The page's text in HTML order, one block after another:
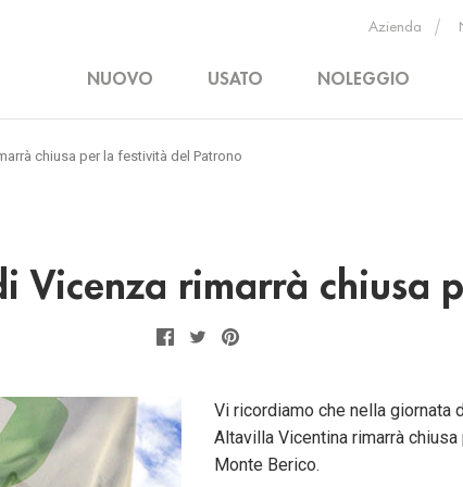
NUOVO USATO NOLEGGIO
Azienda
chiusa per la festività del Patrono
Vicenza rimarrà chiusa
Vi ricordiamo che nella giornata
Altavilla Vicentina rimarrà
Monte Berico.